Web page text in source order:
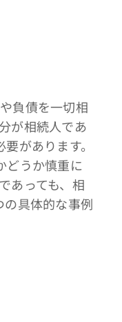
負債を一切相
が相続人であ
があります。
どうか慎重に
あっても、相
具体的な事例